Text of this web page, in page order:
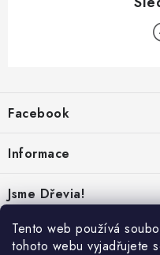
Tento web používá
tohoto webu vyjadřujete
p
a
Facebook
Informace
Reklamace & vrácení
Jsme Dřevia!
Kontakt